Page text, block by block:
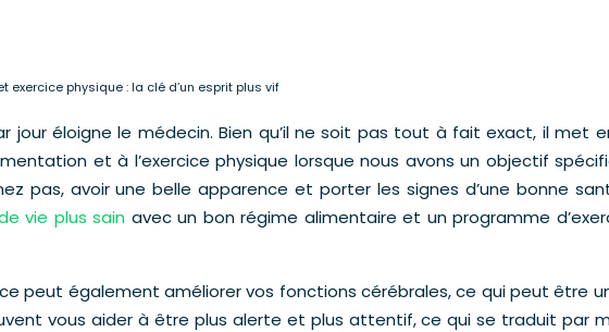
exercice physique : la clé d’un esprit plus vif
jour éloigne le médecin. Bien qu’il ne soit pas tout à fait exact, il met
et à l’exercice physique lorsque nous avons un objectif
pas, avoir une belle apparence et porter les signes d’une bonne
vie plus sain avec un bon régime alimentaire et un programme
peut également améliorer vos fonctions cérébrales, ce qui peut être
vous aider à être plus alerte et plus attentif, ce qui se traduit par